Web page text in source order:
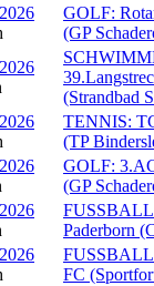
GOLF:
(GP
(Strandbad
TENNIS:
(TP
GOLF:
(GP
Paderborn
FC